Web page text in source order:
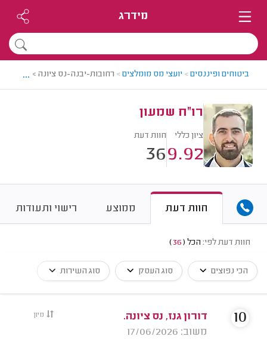
מידרג
ביטוחים ופיננסים> יועצי מס מומלצים> רחובות-יבנה-נס ציונה > יועץ
...
רו"ח שמעון
ציון כללי
9.92
חוות דעת
36
חוות דעת ממוצע רישוי ותעודות
חוות דעת לפי: הכל (
36
)
הכי נפוצים סוג העסק סוג השירות
מיון
דורון גנז, נס ציונה.
משוב: 17/06/2026
10